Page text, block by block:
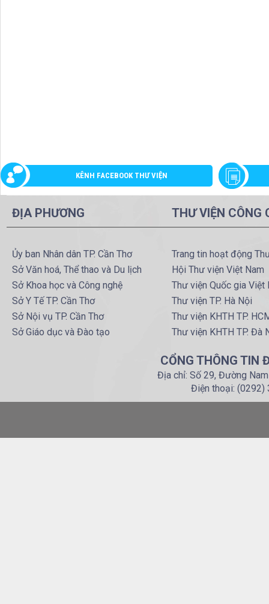
KÊNH FACEBOOK THƯ VIỆN
ĐỊA PHƯƠNG
Ủy ban Nhân dân TP. Cần Thơ
Sở Văn hoá, Thể thao và Du lịch
Sở Khoa học và Công nghệ
Sở Y Tế TP. Cần Thơ
Sở Nội vụ TP. Cần Thơ
Sở Giáo dục và Đào tạo
THƯ VIỆN CÔNG
Trang tin hoạt động
Hội Thư viện Việt Nam
Thư viện Quốc gia Việt
Thư viện TP. Hà Nội
Thư viện KHTH TP.
Thư viện KHTH TP. Đà
CỔNG THÔNG TIN
Địa chỉ: Số 29, Đường
Điện thoại: (0292)